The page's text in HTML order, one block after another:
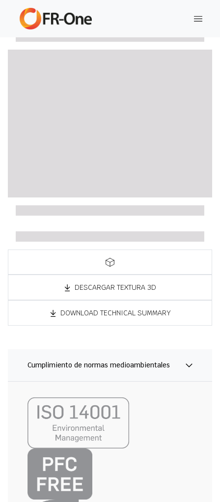
DESCARGAR TEXTURA 3D
DOWNLOAD TECHNICAL SUMMARY
Cumplimiento de normas medioambientales